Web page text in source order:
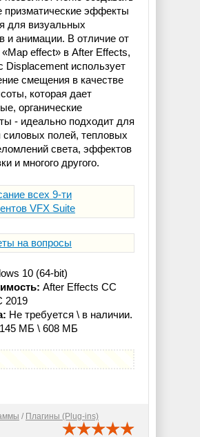
призматические эффекты
для визуальных
и анимации. В отличие от
effect» в After Effects,
Displacement использует
смещения в качестве
которая дает
органические
- идеально подходит для
силовых полей, тепловых
света, эффектов
и многого другого.
всех 9-ти
VFX Suite
на вопросы
10 (64-bit)
After Effects CC
2019
Не требуется \ в наличии.
145 МБ \ 608 МБ
/ Плагины (Plug-ins)